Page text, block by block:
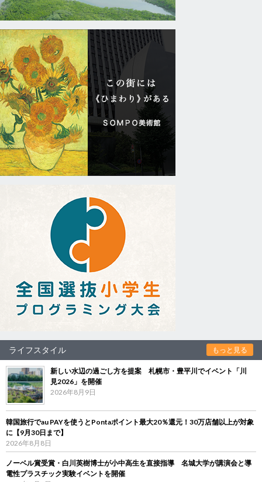
ライフスタイル もっと見る
新しい水辺の過ごし方を提案 札幌市・豊平川でイベント「川
見2026」を開催
2026年8月9日
韓国旅行でau PAYを使うとPontaポイント最大20％還元！30万店舗以上が対象
に【9月30日まで】
2026年8月8日
ノーベル賞受賞・白川英樹博士が小中高生を直接指導 名城大学が講演会と導
電性プラスチック実験イベントを開催